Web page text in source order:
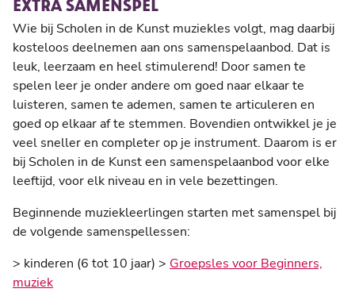
EXTRA SAMENSPEL
Wie bij Scholen in de Kunst muziekles volgt, mag daarbij
kosteloos deelnemen aan ons samenspelaanbod. Dat is
leuk, leerzaam en heel stimulerend! Door samen te
spelen leer je onder andere om goed naar elkaar te
luisteren, samen te ademen, samen te articuleren en
goed op elkaar af te stemmen. Bovendien ontwikkel je je
veel sneller en completer op je instrument. Daarom is er
bij Scholen in de Kunst een samenspelaanbod voor elke
leeftijd, voor elk niveau en in vele bezettingen.
Beginnende muziekleerlingen starten met samenspel bij
de volgende samenspellessen:
> kinderen (6 tot 10 jaar) > Groepsles voor Beginners,
muziek